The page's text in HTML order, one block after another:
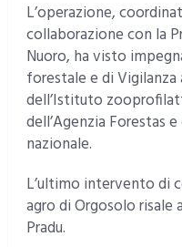
L’operazione,
collaborazione con la
Nuoro, ha visto
forestale e di Vigilanza
dell’Istituto
dell’Agenzia Forestas
nazionale.
L’ultimo intervento di
agro di Orgosolo risale
Pradu.